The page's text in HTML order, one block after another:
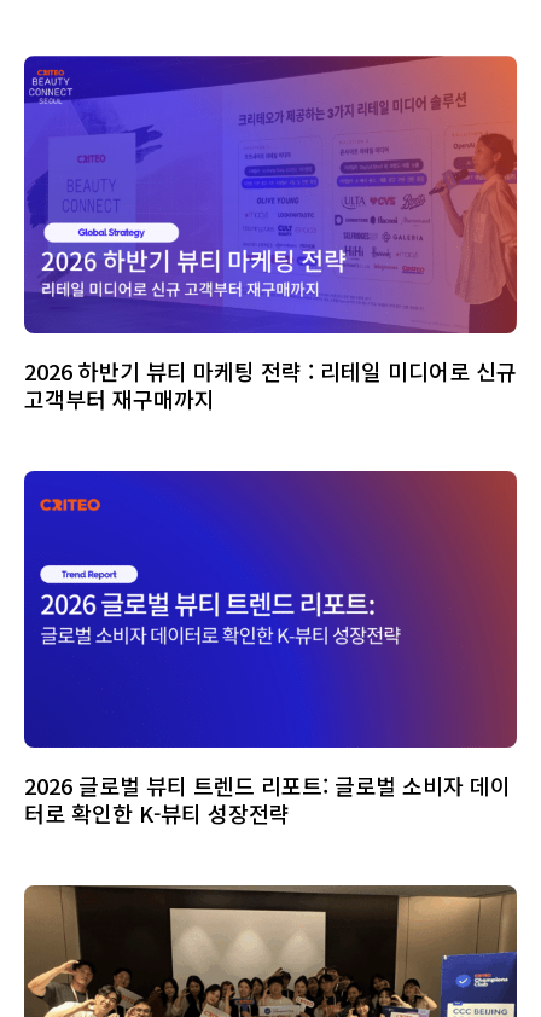
2026 하반기 뷰티 마케팅 전략 : 리테일 미디어로 신규
고객부터 재구매까지
2026 글로벌 뷰티 트렌드 리포트: 글로벌 소비자 데이
터로 확인한 K-뷰티 성장전략